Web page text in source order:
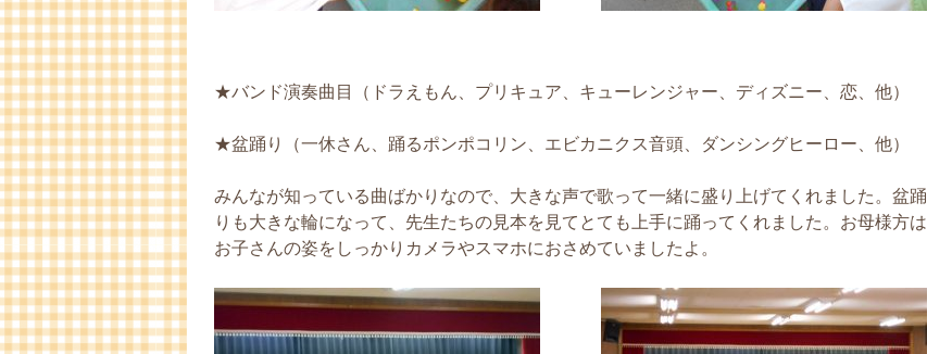
★バンド演奏曲目（ドラえもん、プリキュア、キューレンジャー、ディズニー、恋、他）
★盆踊り（一休さん、踊るポンポコリン、エビカニクス音頭、ダンシングヒーロー、他）
みんなが知っている曲ばかりなので、大きな声で歌って一緒に盛り上げてくれました。盆踊
りも大きな輪になって、先生たちの見本を見てとても上手に踊ってくれました。お母様方は
お子さんの姿をしっかりカメラやスマホにおさめていましたよ。